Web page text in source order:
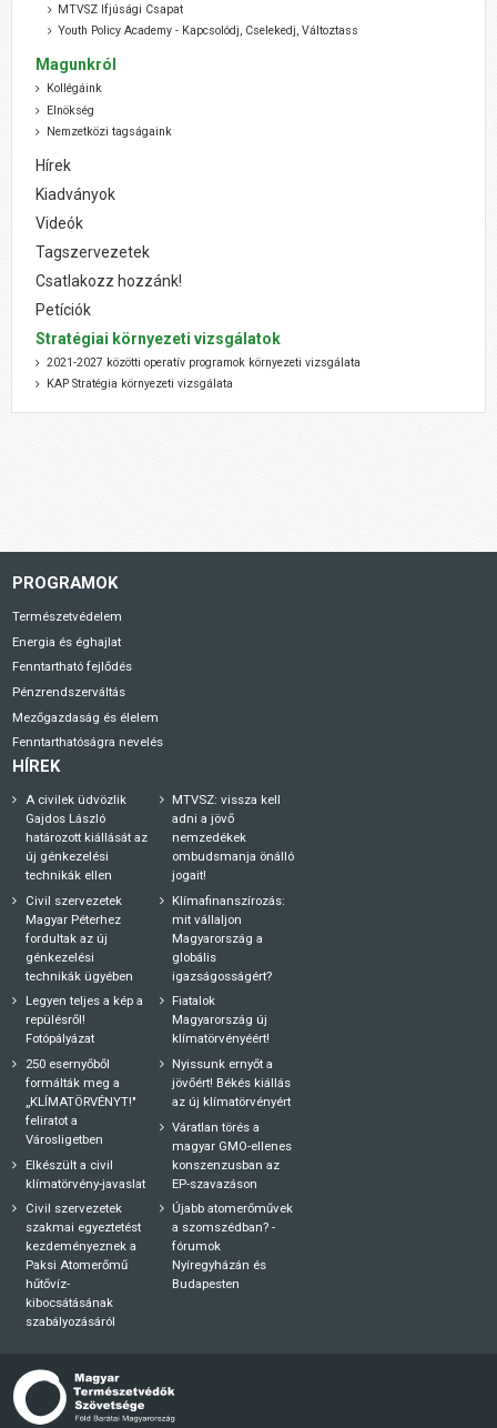
MTVSZ Ifjúsági Csapat
Youth Policy Academy - Kapcsolódj, Cselekedj, Változtass
Magunkról
Kollégáink
Elnökség
Nemzetközi tagságaink
Hírek
Kiadványok
Videók
Tagszervezetek
Csatlakozz hozzánk!
Petíciók
Stratégiai környezeti vizsgálatok
2021-2027 közötti operatív programok környezeti vizsgálata
KAP Stratégia környezeti vizsgálata
PROGRAMOK
Természetvédelem
Energia és éghajlat
Fenntartható fejlődés
Pénzrendszerváltás
Mezőgazdaság és élelem
Fenntarthatóságra nevelés
HÍREK
A civilek üdvözlik
Gajdos László
határozott kiállását az
új génkezelési
technikák ellen
Civil szervezetek
Magyar Péterhez
fordultak az új
génkezelési
technikák ügyében
Legyen teljes a kép a
repülésről!
Fotópályázat
250 esernyőből
formálták meg a
„KLÍMATÖRVÉNYT!"
feliratot a
Városligetben
Elkészült a civil
klímatörvény-javaslat
Civil szervezetek
szakmai egyeztetést
kezdeményeznek a
Paksi Atomerőmű
hűtővíz-
kibocsátásának
szabályozásáról
MTVSZ: vissza kell
adni a jövő
nemzedékek
ombudsmanja önálló
jogait!
Klímafinanszírozás:
mit vállaljon
Magyarország a
globális
igazságosságért?
Fiatalok
Magyarország új
klímatörvényéért!
Nyissunk ernyőt a
jövőért! Békés kiállás
az új klímatörvényért
Váratlan törés a
magyar GMO-ellenes
konszenzusban az
EP-szavazáson
Újabb atomerőművek
a szomszédban? -
fórumok
Nyíregyházán és
Budapesten